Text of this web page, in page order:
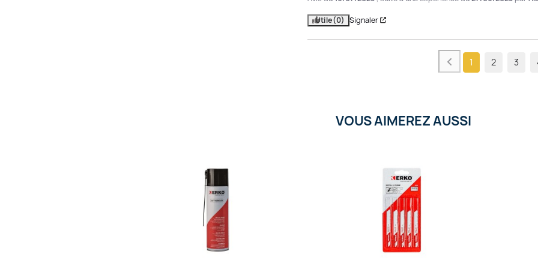
Utile(0) Signaler
1 2 3
VOUS AIMEREZ AUSSI